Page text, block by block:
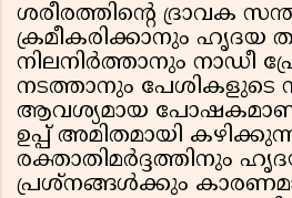
ശരീരത്തിന്റെ ദ്രാവക
ക്രമീകരിക്കാനും ഹൃദയ
നിലനിര്‍ത്താനും നാഡീ
നടത്താനും പേശികളുടെ
ആവശ്യമായ പോഷകമാണ്
ഉപ്പ് അമിതമായി
രക്താതിമര്‍ദ്ദത്തിനും
പ്രശ്‌നങ്ങള്‍ക്കും